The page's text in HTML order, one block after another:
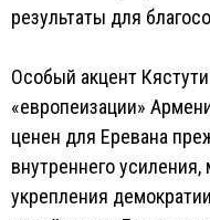
результаты для
Особый акцент
«европеизации»
ценен для Еревана
внутреннего
укрепления